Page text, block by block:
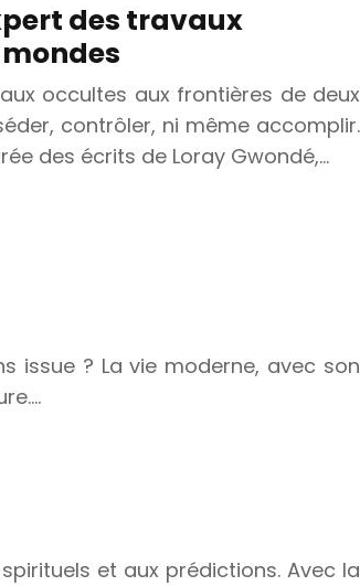
des travaux
occultes aux frontières de deux
contrôler, ni même accomplir.
des écrits de Loray Gwondé,…
issue ? La vie moderne, avec son
et aux prédictions. Avec la